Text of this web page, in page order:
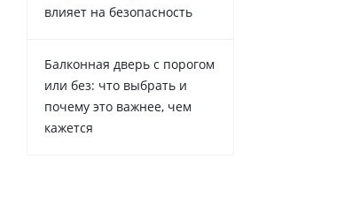
влияет на безопасность
Балконная дверь с порогом
или без: что выбрать и
почему это важнее, чем
кажется